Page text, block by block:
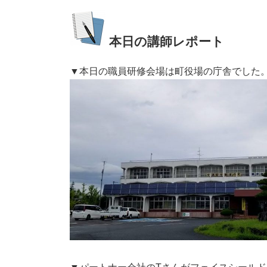
本日の講師レポート
▼本日の職員研修会場は町役場の庁舎でした